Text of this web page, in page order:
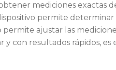
mediciones exactas
permite
ajustar las
con resultados rápidos, es